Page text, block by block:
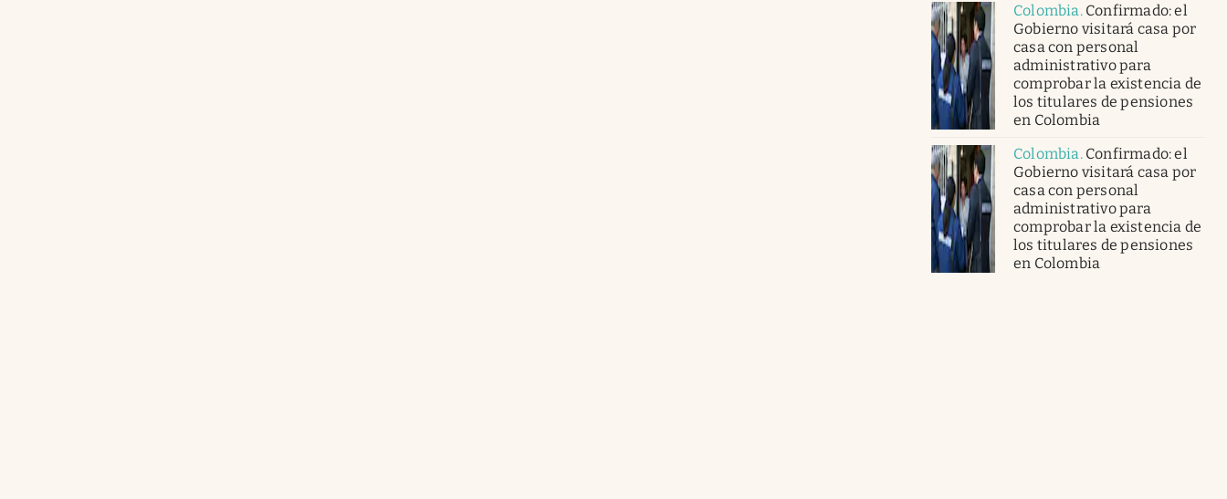
Colombia. Confirmado: el
Gobierno visitará casa por
casa con personal
administrativo para
comprobar la existencia de
los titulares de pensiones
en Colombia
Colombia. Confirmado: el
Gobierno visitará casa por
casa con personal
administrativo para
comprobar la existencia de
los titulares de pensiones
en Colombia